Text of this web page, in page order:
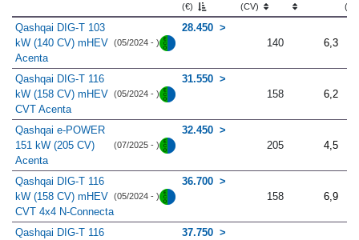
(€) (CV)
Qashqai DIG-T 103
kW (140 CV) mHEV
Acenta
(05/2024 - )
28.450
140
6,3
Qashqai DIG-T 116
kW (158 CV) mHEV
CVT Acenta
(05/2024 - )
31.550
158
6,2
Qashqai e-POWER
151 kW (205 CV)
Acenta
(07/2025 - )
32.450
205
4,5
Qashqai DIG-T 116
kW (158 CV) mHEV
CVT 4x4 N-Connecta
(05/2024 - )
36.700
158
6,9
Qashqai DIG-T 116
37.750